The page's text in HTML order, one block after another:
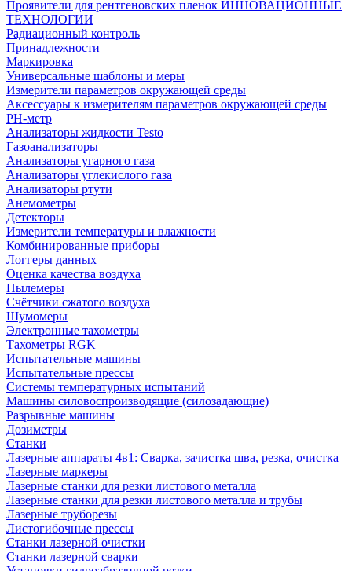
Проявители для рентгеновских пленок ИННОВАЦИОННЫЕ
ТЕХНОЛОГИИ
Радиационный контроль
Принадлежности
Маркировка
Универсальные шаблоны и меры
Измерители параметров окружающей среды
Аксессуары к измерителям параметров окружающей среды
PH-метр
Анализаторы жидкости Testo
Газоанализаторы
Анализаторы угарного газа
Анализаторы углекислого газа
Анализаторы ртути
Анемометры
Детекторы
Измерители температуры и влажности
Комбинированные приборы
Логгеры данных
Оценка качества воздуха
Пылемеры
Счётчики сжатого воздуха
Шумомеры
Электронные тахометры
Тахометры RGK
Испытательные машины
Испытательные прессы
Системы температурных испытаний
Машины силовоспроизводящие (силозадающие)
Разрывные машины
Дозиметры
Станки
Лазерные аппараты 4в1: Сварка, зачистка шва, резка, очистка
Лазерные маркеры
Лазерные станки для резки листового металла
Лазерные станки для резки листового металла и трубы
Лазерные труборезы
Листогибочные прессы
Станки лазерной очистки
Станки лазерной сварки